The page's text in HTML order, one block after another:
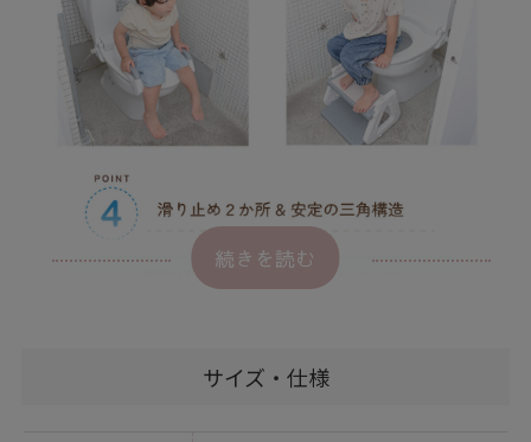
続きを読む
サイズ・仕様